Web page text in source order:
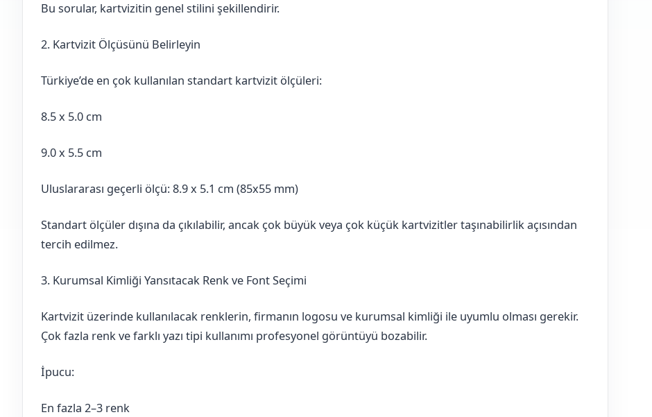
Bu sorular, kartvizitin genel stilini şekillendirir.
2. Kartvizit Ölçüsünü Belirleyin
Türkiye’de en çok kullanılan standart kartvizit ölçüleri:
8.5 x 5.0 cm
9.0 x 5.5 cm
Uluslararası geçerli ölçü: 8.9 x 5.1 cm (85x55 mm)
Standart ölçüler dışına da çıkılabilir, ancak çok büyük veya çok küçük kartvizitler taşınabilirlik açısından
tercih edilmez.
3. Kurumsal Kimliği Yansıtacak Renk ve Font Seçimi
Kartvizit üzerinde kullanılacak renklerin, firmanın logosu ve kurumsal kimliği ile uyumlu olması gerekir.
Çok fazla renk ve farklı yazı tipi kullanımı profesyonel görüntüyü bozabilir.
İpucu:
En fazla 2–3 renk